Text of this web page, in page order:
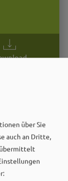
über Sie
auch an Dritte,
übermittelt